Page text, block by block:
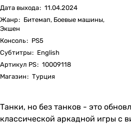
Дата выхода: 11.04.2024
Жанр: Битемап, Боевые машины,
Экшен
Консоль: PS5
Субтитры: English
Артикул PS: 10009118
Магазин: Турция
Танки, но без танков - это
классической аркадной игры с